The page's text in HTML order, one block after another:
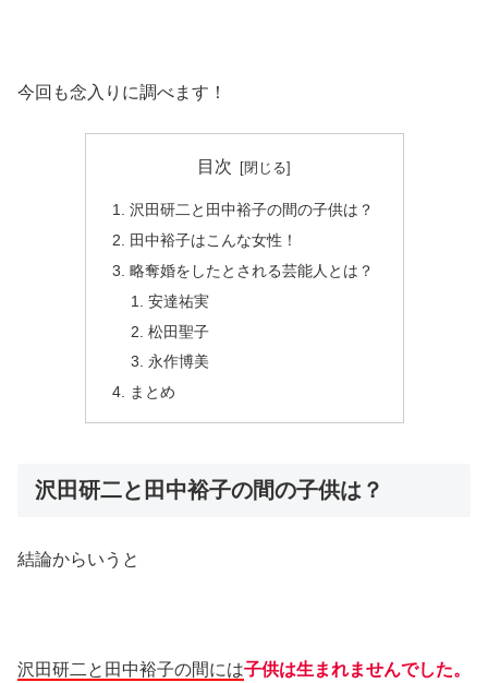
今回も念入りに調べます！
目次
沢田研二と田中裕子の間の子供は？
田中裕子はこんな女性！
略奪婚をしたとされる芸能人とは？
安達祐実
松田聖子
永作博美
まとめ
沢田研二と田中裕子の間の子供は？
結論からいうと
沢田研二と田中裕子の間には子供は生まれませんでした。